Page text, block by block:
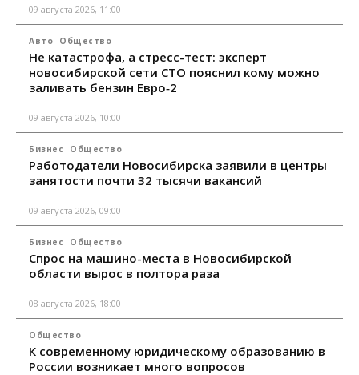
09 августа 2026, 11:00
Авто Общество
Не катастрофа, а стресс-тест: эксперт
новосибирской сети СТО пояснил кому можно
заливать бензин Евро‑2
09 августа 2026, 10:00
Бизнес Общество
Работодатели Новосибирска заявили в центры
занятости почти 32 тысячи вакансий
09 августа 2026, 09:00
Бизнес Общество
Спрос на машино-места в Новосибирской
области вырос в полтора раза
08 августа 2026, 18:00
Общество
К современному юридическому образованию в
России возникает много вопросов